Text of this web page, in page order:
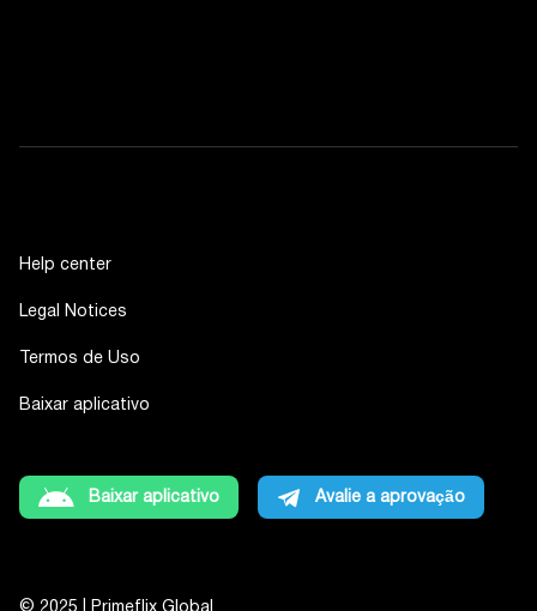
Help center
Legal Notices
Termos de Uso
Baixar aplicativo
Baixar aplicativo Avalie a aprovação